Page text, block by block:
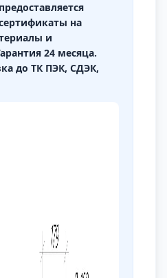
на
и
24 месяца.
до ТК ПЭК, СДЭК,